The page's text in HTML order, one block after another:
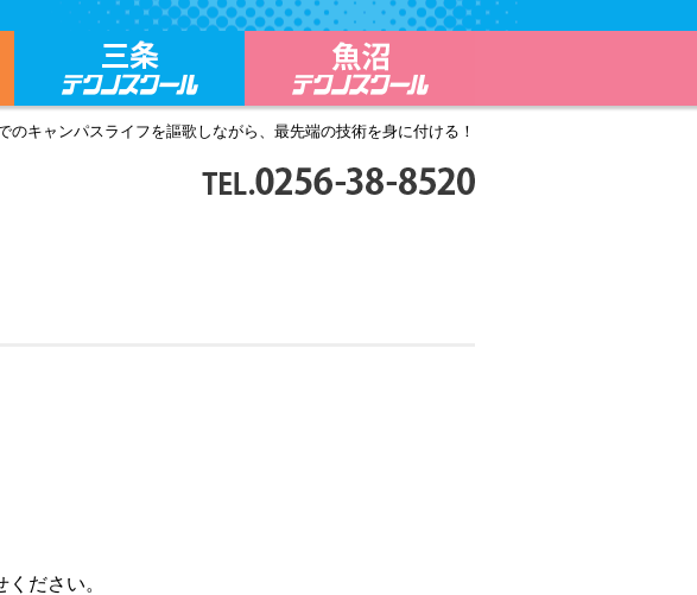
上越テクノスクール 三条テクノスクール
のキャンパスライフを謳歌しながら、最先端の技術を身に付ける！
ださい。